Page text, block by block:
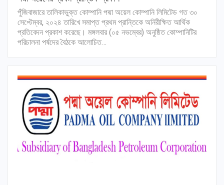
পুঁজিবাজারে তালিকাভুক্ত কোম্পানি পদ্মা অয়েল কোম্পানি লিমিটেড গত ৩০
সেপ্টেম্বর, ২০২৪ তারিখে সমাপ্ত প্রথম প্রান্তিকে অনিরীক্ষিত আর্থিক
প্রতিবেদন প্রকাশ করেছে। মঙ্গলবার (০৫ নভম্বের) অনুষ্ঠিত কোম্পানিটির
পরিচালনা পর্ষদের বৈঠকে আলোচিত…